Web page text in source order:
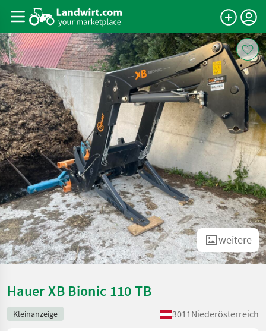
weitere
Hauer XB Bionic 110 TB
Kleinanzeige 3011Niederösterreich